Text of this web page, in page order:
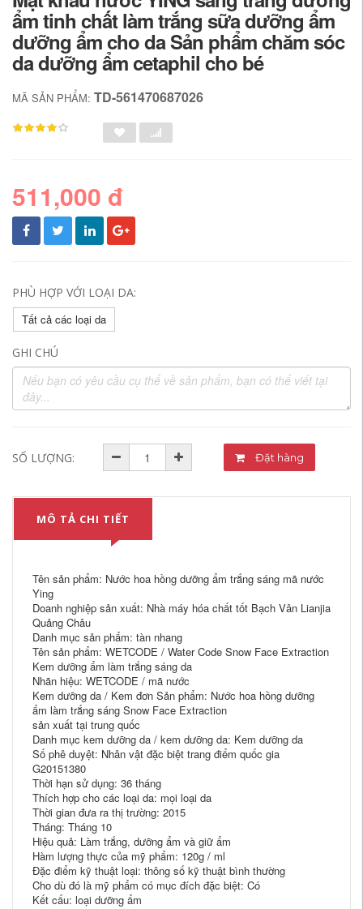
ẩm tinh chất làm trắng sữa dưỡng ẩm
dưỡng ẩm cho da Sản phẩm chăm sóc
da dưỡng ẩm cetaphil cho bé
MÃ SẢN PHẨM: TD-561470687026
511,000 đ
PHÙ HỢP VỚI LOẠI DA:
Tất cả các loại da
GHI CHÚ
SỐ LƯỢNG: Đặt hàng
MÔ TẢ CHI TIẾT
Tên sản phẩm: Nước hoa hồng dưỡng ẩm trắng sáng mã nước
Ying
Doanh nghiệp sản xuất: Nhà máy hóa chất tốt Bạch Vân Lianjia
Quảng Châu
Danh mục sản phẩm: tàn nhang
Tên sản phẩm: WETCODE / Water Code Snow Face Extraction
Kem dưỡng ẩm làm trắng sáng da
Nhãn hiệu: WETCODE / mã nước
Kem dưỡng da / Kem đơn Sản phẩm: Nước hoa hồng dưỡng
ẩm làm trắng sáng Snow Face Extraction
sản xuất tại trung quốc
Danh mục kem dưỡng da / kem dưỡng da: Kem dưỡng da
Số phê duyệt: Nhân vật đặc biệt trang điểm quốc gia
G20151380
Thời hạn sử dụng: 36 tháng
Thích hợp cho các loại da: mọi loại da
Thời gian đưa ra thị trường: 2015
Tháng: Tháng 10
Hiệu quả: Làm trắng, dưỡng ẩm và giữ ẩm
Hàm lượng thực của mỹ phẩm: 120g / ml
Đặc điểm kỹ thuật loại: thông số kỹ thuật bình thường
Cho dù đó là mỹ phẩm có mục đích đặc biệt: Có
Kết cấu: loại dưỡng ẩm